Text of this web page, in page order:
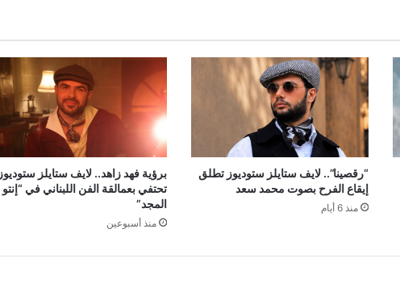
“رقصينا”.. لايف ستايلز ستوديوز تطلق
إيقاع الفرح بصوت محمد سعد
منذ 6 أيام
برؤية فهد زاهد.. لايف ستايلز ستوديوز
تحتفي بعمالقة الفن اللبناني في “إنتو
المجد”
منذ أسبوعين